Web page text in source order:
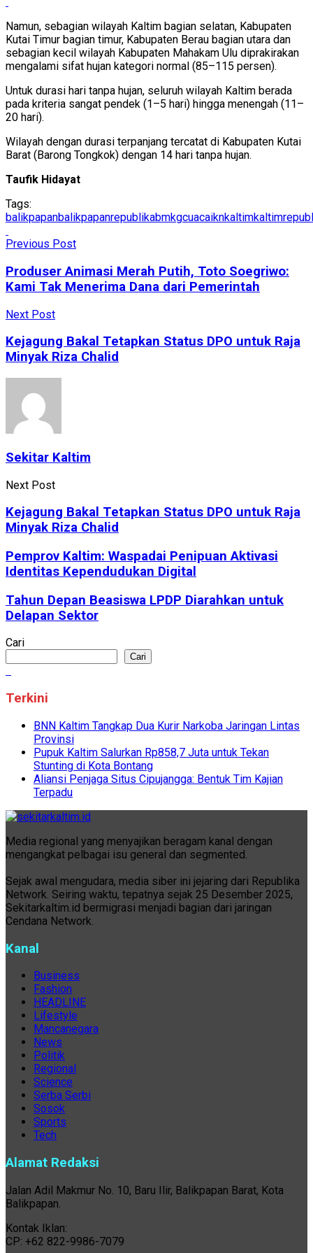
Namun, sebagian wilayah Kaltim bagian selatan, Kabupaten
Kutai Timur bagian timur, Kabupaten Berau bagian utara dan
sebagian kecil wilayah Kabupaten Mahakam Ulu diprakirakan
mengalami sifat hujan kategori normal (85–115 persen).
Untuk durasi hari tanpa hujan, seluruh wilayah Kaltim berada
pada kriteria sangat pendek (1–5 hari) hingga menengah (11–
20 hari).
Wilayah dengan durasi terpanjang tercatat di Kabupaten Kutai
Barat (Barong Tongkok) dengan 14 hari tanpa hujan.
Taufik Hidayat
Tags:
balikpapanbalikpapanrepublikabmkgcuacaiknkaltim
Previous Post
Produser Animasi Merah Putih, Toto Soegriwo:
Kami Tak Menerima Dana dari Pemerintah
Next Post
Kejagung Bakal Tetapkan Status DPO untuk Raja
Minyak Riza Chalid
Sekitar Kaltim
Next Post
Kejagung Bakal Tetapkan Status DPO untuk Raja
Minyak Riza Chalid
Pemprov Kaltim: Waspadai Penipuan Aktivasi
Identitas Kependudukan Digital
Tahun Depan Beasiswa LPDP Diarahkan untuk
Delapan Sektor
Cari
Cari
Terkini
BNN Kaltim Tangkap Dua Kurir Narkoba Jaringan Lintas
Provinsi
Pupuk Kaltim Salurkan Rp858,7 Juta untuk Tekan
Stunting di Kota Bontang
Aliansi Penjaga Situs Cipujangga: Bentuk Tim Kajian
Terpadu
Media regional yang menyajikan beragam kanal dengan
mengangkat pelbagai isu general dan segmented.
Sejak awal mengudara, media siber ini jejaring dari Republika
Network. Seiring waktu, tepatnya sejak 25 Desember 2025,
Sekitarkaltim.id bermigrasi menjadi bagian dari jaringan
Cendana Network.
Kanal
Business
Fashion
HEADLINE
Lifestyle
Mancanegara
News
Politik
Regional
Science
Serba Serbi
Sosok
Sports
Tech
Alamat Redaksi
Jalan Adil Makmur No. 10, Baru Ilir, Balikpapan Barat, Kota
Balikpapan.
Kontak Iklan:
CP: +62 822-9986-7079